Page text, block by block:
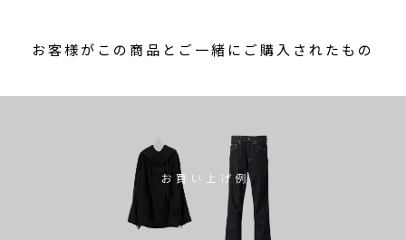
お客様がこの商品とご一緒にご購入されたもの